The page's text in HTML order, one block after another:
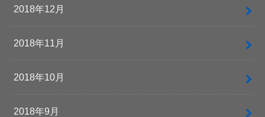
2018年12月
2018年11月
2018年10月
2018年9月